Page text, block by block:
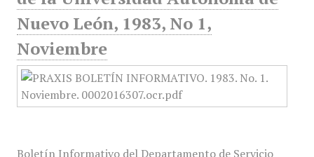
Nuevo León, 1983, No 1,
Noviembre
Boletín Informativo del Departamento de Servicio